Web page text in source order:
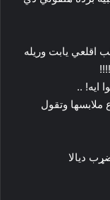
يابت وريله
ايه! ..
ملابسها وتقول
ديالا